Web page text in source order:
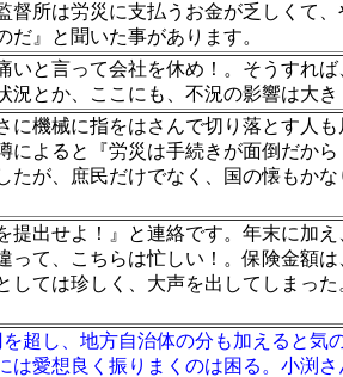
所は労災に支払うお金が乏しくて、
』と聞いた事があります。
と言って会社を休め！。そうすれば
とか、ここにも、不況の影響は大き
機械に指をはさんで切り落とす人も
によると『労災は手続きが面倒だか
が、庶民だけでなく、国の懐もか
出せよ！』と連絡です。年末に加え
て、こちらは忙しい！。保険金額
しては珍しく、大声を出してしまった
超し、地方自治体の分も加えると気
愛想良く振りまくのは困る。小渕